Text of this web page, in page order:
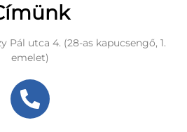
Pál utca 4. (28-as kapucsengő, 1.
emelet)